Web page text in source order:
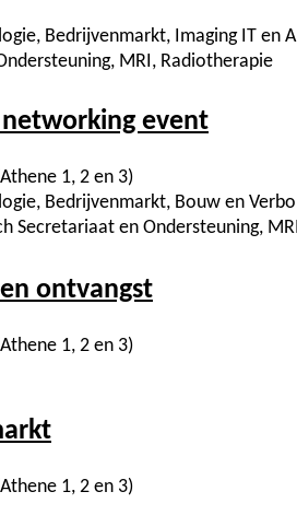
Bedrijvenmarkt, Imaging IT en
MRI, Radiotherapie
networking event
1, 2 en 3)
Bedrijvenmarkt, Bouw en
Secretariaat en Ondersteuning,
ontvangst
1, 2 en 3)
1, 2 en 3)